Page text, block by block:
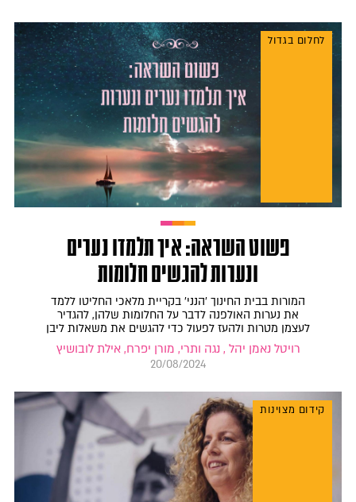
לחלום בגדול
פשוט השראה: איך תלמדו נערים
ונערות להגשים חלומות
המורות בבית החינוך 'הנני' בקריית מלאכי החליטו ללמד
את נערות האולפנה לדבר על החלומות שלהן, להגדיר
לעצמן מטרות ולהעז לפעול כדי להגשים את משאלות ליבן
רויטל נאמן יהל , נגה ותרי, מורן יפרח, אילת לובושיץ
20/08/2024
קידום מצוינות